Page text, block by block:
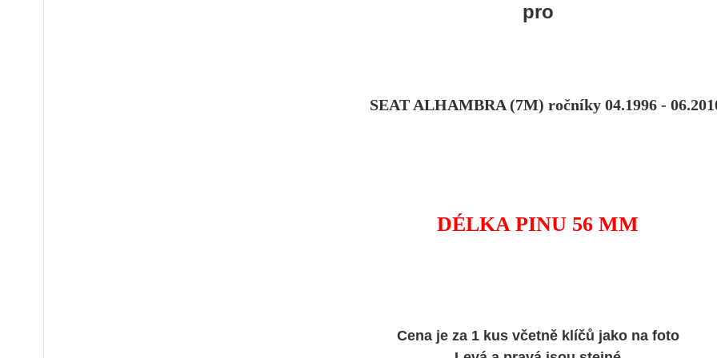
pro
SEAT ALHAMBRA (7M) ročníky 04.1996 -
DÉLKA PINU 56 MM
Cena je za 1 kus včetně klíčů jako na foto